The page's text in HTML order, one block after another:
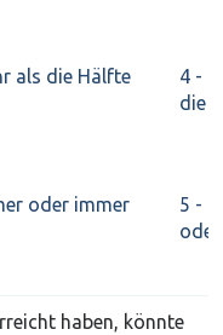
als die Hälfte
4 -
die
oder immer
5 -
haben, könnte